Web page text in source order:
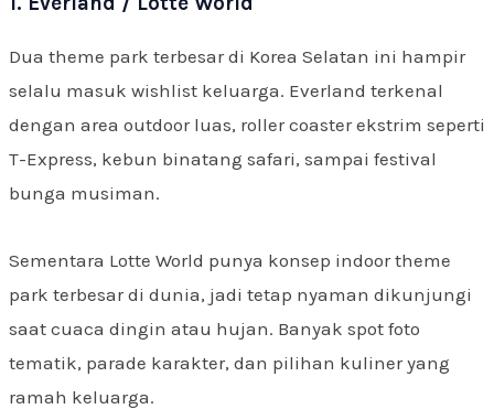
Dua theme park terbesar di Korea Selatan ini hampir
selalu masuk wishlist keluarga. Everland terkenal
dengan area outdoor luas, roller coaster ekstrim seperti
T-Express, kebun binatang safari, sampai festival
bunga musiman.
Sementara Lotte World punya konsep indoor theme
park terbesar di dunia, jadi tetap nyaman dikunjungi
saat cuaca dingin atau hujan. Banyak spot foto
tematik, parade karakter, dan pilihan kuliner yang
ramah keluarga.